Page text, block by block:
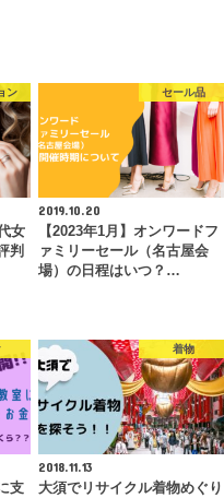
ン
女
判
セール品
2019.10.20
【2023年1月】オンワードフ
ァミリーセール（名古屋会
場）の日程はいつ？…
支
着物
2018.11.13
大須でリサイクル着物めぐり